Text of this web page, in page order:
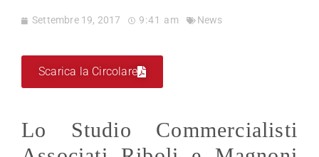
Settembre 19, 2017 9:41 am News
Scarica la Circolare
Lo Studio Commercialisti